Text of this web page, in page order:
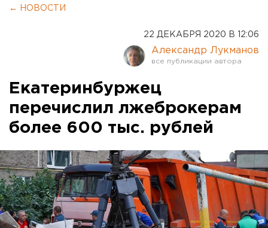
← НОВОСТИ
22 ДЕКАБРЯ 2020 В 12:06
Александр Лукманов
Екатеринбуржец
перечислил лжеброкерам
более 600 тыс. рублей